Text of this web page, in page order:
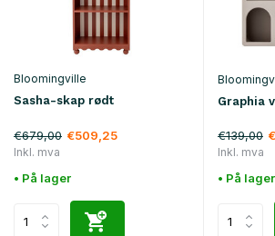
Bloomingville
Sasha-skap rødt
€679,00 €509,25
Inkl. mva
• På lager
Graphia
€139,00
Inkl. mva
• På lager